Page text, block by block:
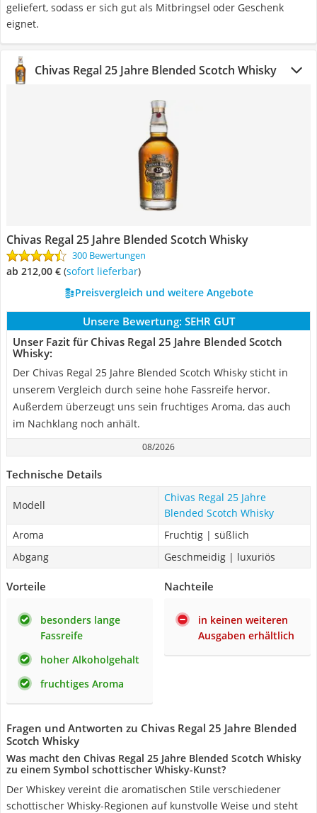
geliefert, sodass er sich gut als Mitbringsel oder Geschenk
eignet.
Chivas Regal 25 Jahre Blended Scotch Whisky
Chivas Regal 25 Jahre Blended Scotch Whisky
300 Bewertungen
ab 212,00 € ( Sofort lieferbar)
Preisvergleich und weitere Angebote
Unsere Bewertung: SEHR GUT
Unser Fazit für Chivas Regal 25 Jahre Blended Scotch
Whisky:
Der Chivas Regal 25 Jahre Blended Scotch Whisky sticht in
unserem Vergleich durch seine hohe Fassreife hervor.
Außerdem überzeugt uns sein fruchtiges Aroma, das auch
im Nachklang noch anhält.
08/2026
Technische Details
Modell
Chivas Regal 25 Jahre
Blended Scotch Whisky
Aroma
Fruchtig | süßlich
Abgang
Geschmeidig | luxuriös
Vorteile
besonders lange
Fassreife
hoher Alkoholgehalt
fruchtiges Aroma
Nachteile
in keinen weiteren
Ausgaben erhältlich
Fragen und Antworten zu Chivas Regal 25 Jahre Blended
Scotch Whisky
Was macht den Chivas Regal 25 Jahre Blended Scotch Whisky
zu einem Symbol schottischer Whisky-Kunst?
Der Whiskey vereint die aromatischen Stile verschiedener
schottischer Whisky-Regionen auf kunstvolle Weise und steht